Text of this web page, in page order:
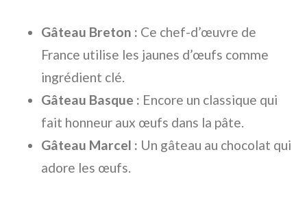
Gâteau Breton : Ce chef-d’œuvre de
France utilise les jaunes d’œufs comme
ingrédient clé.
Gâteau Basque : Encore un classique qui
fait honneur aux œufs dans la pâte.
Gâteau Marcel : Un gâteau au chocolat qui
adore les œufs.